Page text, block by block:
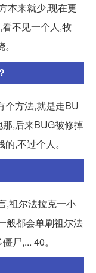
本来就少,现在更
不见一个人,牧
个方法,就是走BU
,后来BUG被修掉
,不过个人。
,祖尔法拉克一小
般都会单刷祖尔法
尸,... 40。